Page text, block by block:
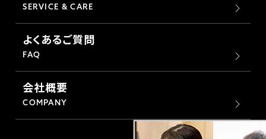
SERVICE & CARE
よくあるご質問
FAQ
会社概要
COMPANY